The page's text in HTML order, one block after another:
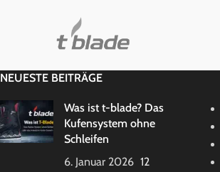
NEUESTE BEITRÄGE
Was ist t-blade? Das
Kufensystem ohne
Schleifen
6. Januar 2026 12